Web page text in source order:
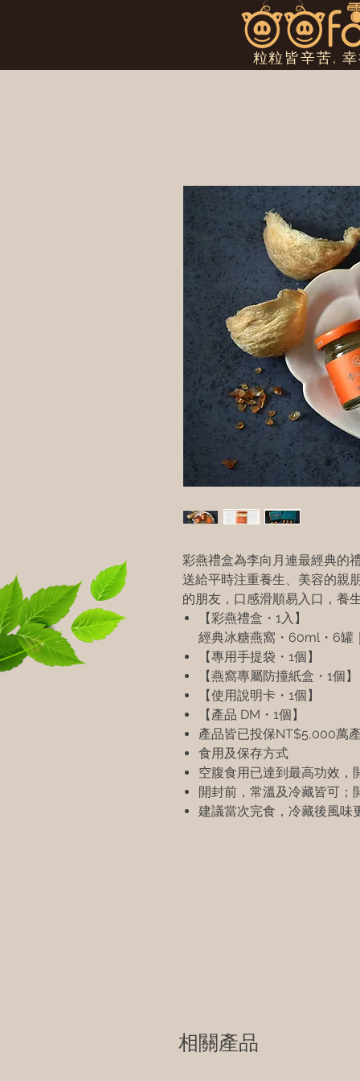
粒粒皆辛苦,
彩燕禮盒為李向月連最經典的
送給平時注重養生、美容的親
的朋友，口感滑順易入口，養
【彩燕禮盒・1入】
經典冰糖燕窩・60ml・6罐
【專用手提袋・1個】
【燕窩專屬防撞紙盒・1個】
【使用說明卡・1個】
【產品 DM・1個】
產品皆已投保NT$5,000萬
食用及保存方式
空腹食用已達到最高功效，
開封前，常溫及冷藏皆可；
建議當次完食，冷藏後風味
相關產品